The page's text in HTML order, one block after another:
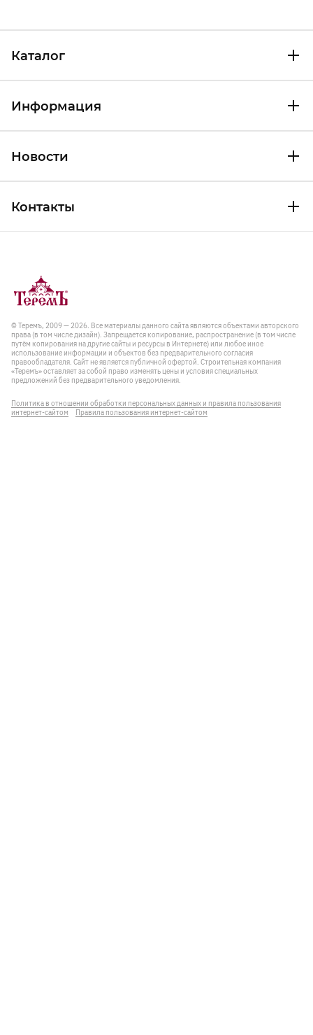
Каталог
Информация
Новости
Контакты
© Теремъ, 2009 — 2026. Все материалы данного сайта являются объектами авторского
права (в том числе дизайн). Запрещается копирование, распространение (в том числе
путём копирования на другие сайты и ресурсы в Интернете) или любое иное
использование информации и объектов без предварительного согласия
правообладателя. Cайт не является публичной офертой. Строительная компания
«Теремъ» оставляет за собой право изменять цены и условия специальных
предложений без предварительного уведомления.
Политика в отношении обработки персональных данных и правила пользования
интернет-сайтом
Правила пользования интернет-сайтом